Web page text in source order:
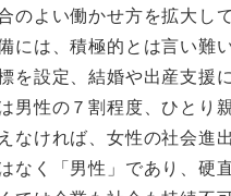
のよい働かせ方を拡大
は、積極的とは言い難い
設定、結婚や出産支援
男性の７割程度、ひと
ければ、女性の社会進
く「男性」であり、硬